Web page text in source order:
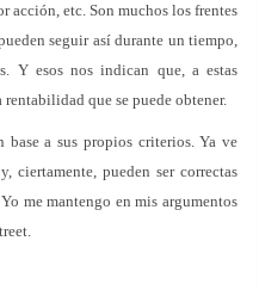
acción, etc. Son muchos los frentes
seguir así durante un tiempo,
Y esos nos indican que, a estas
que se puede obtener.
a sus propios criterios. Ya ve
ciertamente, pueden ser correctas
me mantengo en mis argumentos